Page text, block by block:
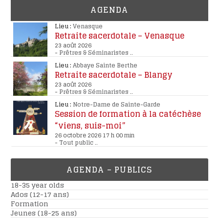
AGENDA
Lieu : Venasque
Retraite sacerdotale – Venasque
23 août 2026
- Prêtres & Séminaristes..
Lieu : Abbaye Sainte Berthe
Retraite sacerdotale – Blangy
23 août 2026
- Prêtres & Séminaristes..
Lieu : Notre-Dame de Sainte-Garde
Session de formation à la catéchèse
“viens, suis-moi”
26 octobre 2026 17 h 00 min
-Tout public..
AGENDA – PUBLICS
18-35 year olds
Ados (12-17 ans)
Formation
Jeunes (18-25 ans)